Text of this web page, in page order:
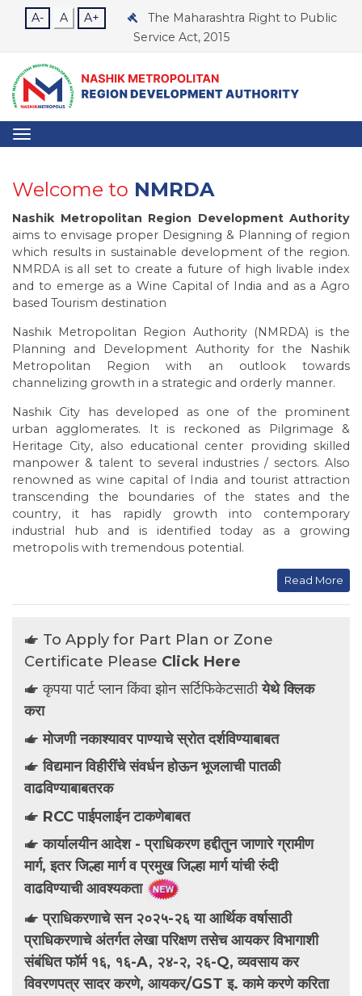
A- A A+
The Maharashtra Right to Public
Service Act, 2015
Welcome to NMRDA
Nashik Metropolitan Region Development Authority
aims to envisage proper Designing & Planning of region
which results in sustainable development of the region.
NMRDA is all set to create a future of high livable index
and to emerge as a Wine Capital of India and as a Agro
based Tourism destination
Nashik Metropolitan Region Authority (NMRDA) is the
Planning and Development Authority for the Nashik
Metropolitan Region with an outlook towards
channelizing growth in a strategic and orderly manner.
Nashik City has developed as one of the prominent
urban agglomerates. It is reckoned as Pilgrimage &
Heritage City, also educational center providing skilled
manpower & talent to several industries / sectors. Also
renowned as wine capital of India and tourist attraction
transcending the boundaries of the states and the
country, it has rapidly growth into contemporary
industrial hub and is identified today as a growing
metropolis with tremendous potential.
Read More
To Apply for Part Plan or Zone
Certificate Please Click Here
कृपया पार्ट प्लान किंवा झोन सर्टिफिकेटसाठीयेथे क्लिक
करा
मोजणी नकाश्यावर पाण्याचे स्रोत दर्शविण्याबाबत
विद्यमान विहीरींचे संवर्धन होऊन भूजलाची पातळी
वाढविण्याबाबतरक
RCC पाईपलाईन टाकणेबाबत
कार्यालयीन आदेश - प्राधिकरण हद्दीतुन जाणारे ग्रामीण
मार्ग, इतर जिल्हा मार्ग व प्रमुख जिल्हा मार्ग यांची रुंदी
वाढविण्याची आवश्यकता
प्राधिकरणाचे सन २०२५-२६ या आर्थिक वर्षासाठी
प्राधिकरणाचे अंतर्गत लेखा परिक्षण तसेच आयकर विभागाशी
संबंधित फॉर्म १६, १६-A, २४-२, २६-Q, व्यवसाय कर
विवरणपत्र सादर करणे, आयकर/GST इ. कामे करणे करिता